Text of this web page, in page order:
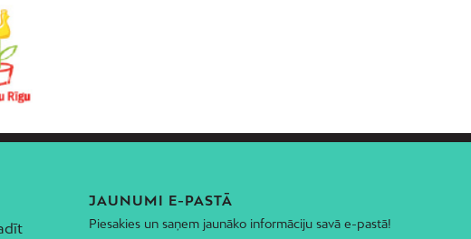
JAUNUMI E-PASTĀ
Piesakies un saņem jaunāko informāciju savā e-pastā!